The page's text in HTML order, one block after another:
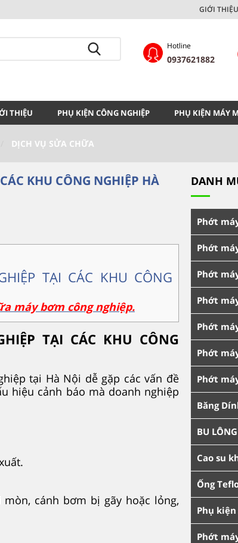
GIỚI THIỆU
Hotline
0937621882
THIỆU PHỤ KIỆN CÔNG NGHIỆP PHỤ KIỆN MÁY
DỊCH VỤ SỬA CHỮA
KHU CÔNG NGHIỆP HÀ
TẠI CÁC KHU CÔNG
máy bơm công nghiệp.
TẠI CÁC KHU CÔNG
tại Hà Nội dễ gặp các vấn đề
hiệu cảnh báo mà doanh nghiệp
cánh bơm bị gãy hoặc lỏng,
DANH
Phớt
Phớt
Phớt
Phớt
Phớt
Phớt
Phớt
Băng
BU
Cao su
Ống
Phụ
Phớt